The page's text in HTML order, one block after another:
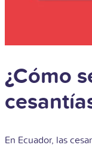
¿Cómo
En Ecuador, las